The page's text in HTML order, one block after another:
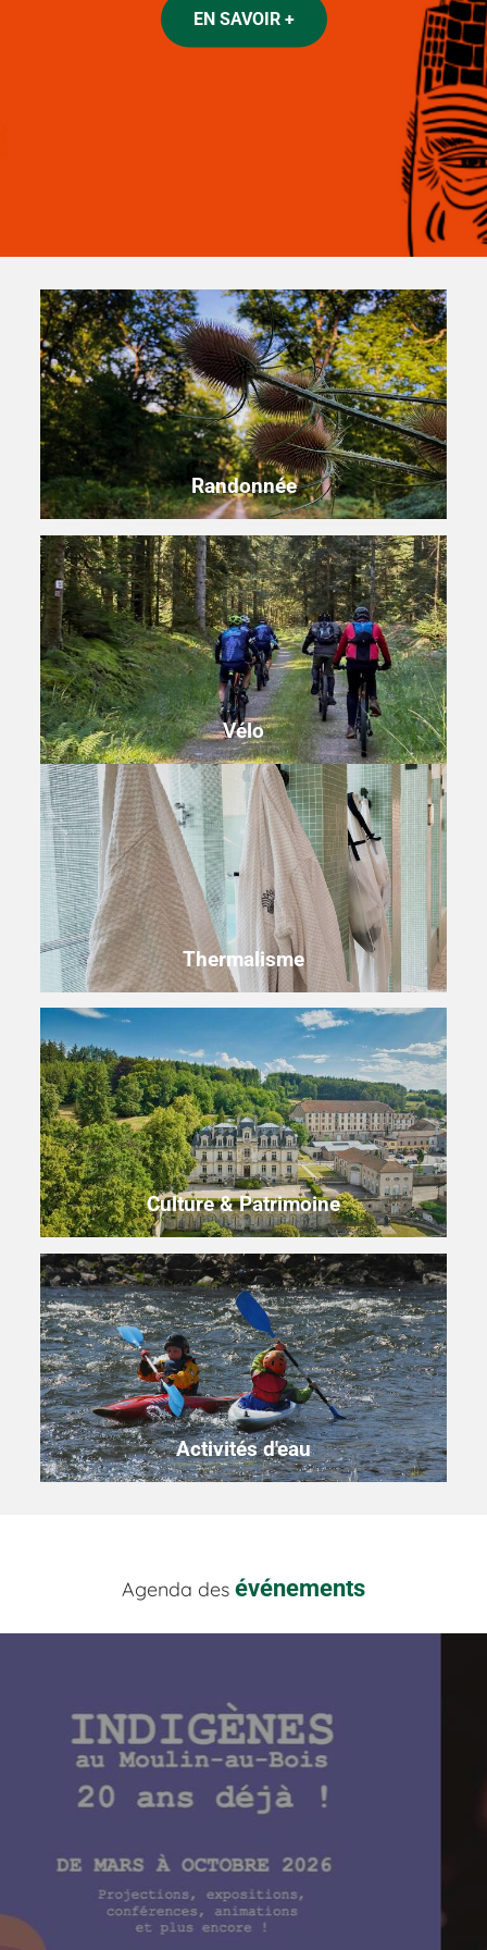
EN SAVOIR +
EN SAVOIR +
Randonnée
Vélo
Thermalisme
Culture & Patrimoine
Activités d'eau
Agenda des événements